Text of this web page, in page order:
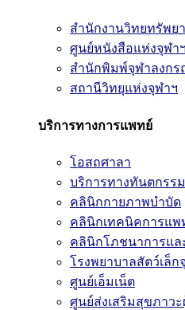
สำนักงานวิทยทรัพย
ศูนย์หนังสือแห่งจุฬาฯ
สำนักพิมพ์จุฬาลงก
สถานีวิทยุแห่งจุฬาฯ
บริการทางการแพทย์
โอสถศาลา
บริการทางทันตกรรม
คลินิกกายภาพบำบัด
คลินิกเทคนิคการแพ
คลินิกโภชนาการแล
โรงพยาบาลสัตว์เล็ก
ศูนย์เอ็มเน็ต
ศูนย์ส่งเสริมสุขภาวะ